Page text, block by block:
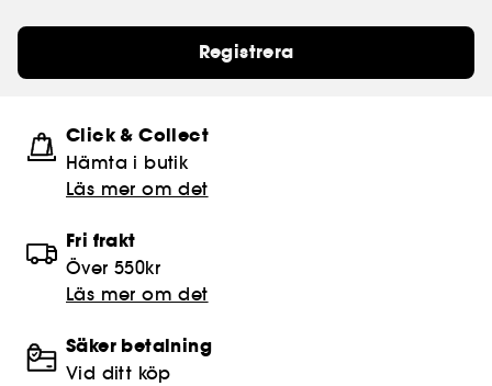
Registrera
Click & Collect
Hämta i butik​
Läs mer om det
Fri frakt
Över 550kr
Läs mer om det
Säker betalning
Vid ditt köp